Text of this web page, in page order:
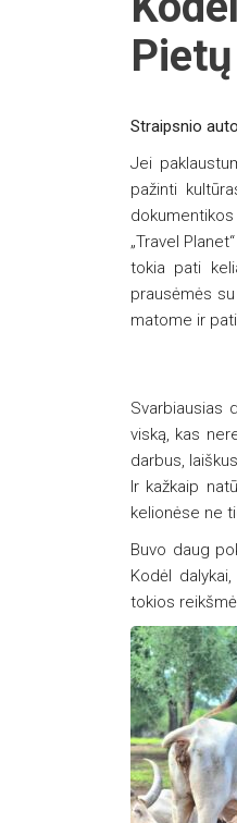
Straipsnio
Jei
pažinti
„Travel
tokia pati
prausėmės
matome ir
Svarbiausias
viską, kas
darbus,
Ir kažkaip
kelionėse ne
Buvo daug
Kodėl
tokios